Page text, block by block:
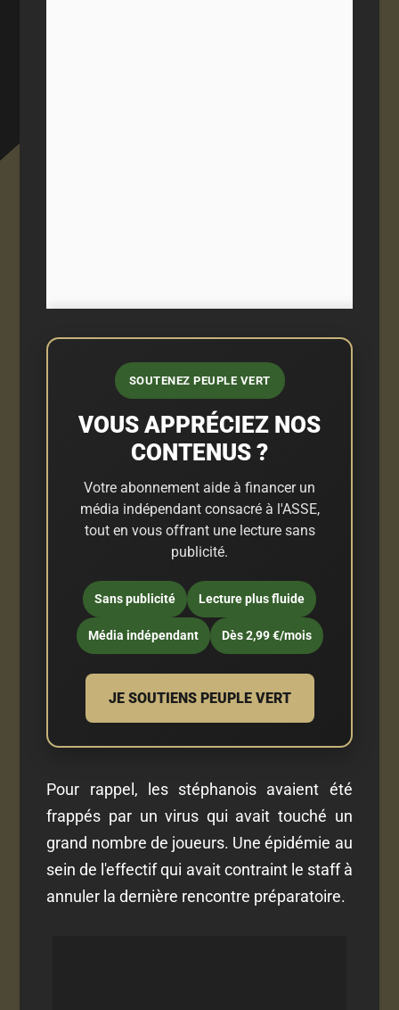
SOUTENEZ PEUPLE VERT
VOUS APPRÉCIEZ NOS
CONTENUS ?
Votre abonnement aide à financer un
média indépendant consacré à l'ASSE,
tout en vous offrant une lecture sans
publicité.
Sans publicité Lecture plus fluide
Média indépendant Dès 2,99 €/mois
JE SOUTIENS PEUPLE VERT
Pour rappel, les stéphanois avaient été
frappés par un virus qui avait touché un
grand nombre de joueurs. Une épidémie au
sein de l'effectif qui avait contraint le staff à
annuler la dernière rencontre préparatoire.